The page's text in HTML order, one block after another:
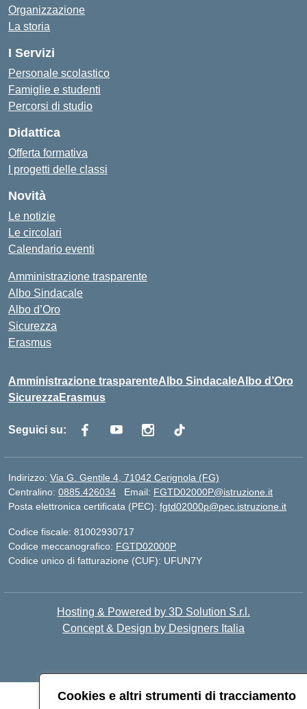
Cookies e altri strumenti di tracciamento
Organizzazione
La storia
I Servizi
Personale scolastico
Famiglie e studenti
Percorsi di studio
Didattica
Offerta formativa
I progetti delle classi
Novità
Le notizie
Le circolari
Calendario eventi
Amministrazione trasparente
Albo Sindacale
Albo d’Oro
Sicurezza
Erasmus
Amministrazione trasparenteAlbo SindacaleAlbo d’Oro
SicurezzaErasmus
Seguici su:
Indirizzo: Via G. Gentile 4, 71042 Cerignola (FG)
Centralino: 0885.426034 Email: FGTD02000P@istruzione.it
Posta elettronica certificata (PEC): fgtd02000p@pec.istruzione.it
Codice fiscale: 81002930717
Codice meccanografico: FGTD02000P
Codice unico di fatturazione (CUF): UFUN7Y
Hosting & Powered by 3D Solution S.r.l.
Concept & Design by Designers Italia